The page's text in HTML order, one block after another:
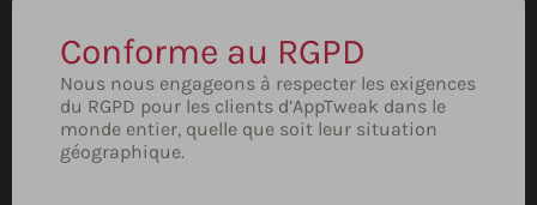
Conforme au RGPD
Nous nous engageons à respecter les exigences
du RGPD pour les clients d’AppTweak dans le
monde entier, quelle que soit leur situation
géographique.